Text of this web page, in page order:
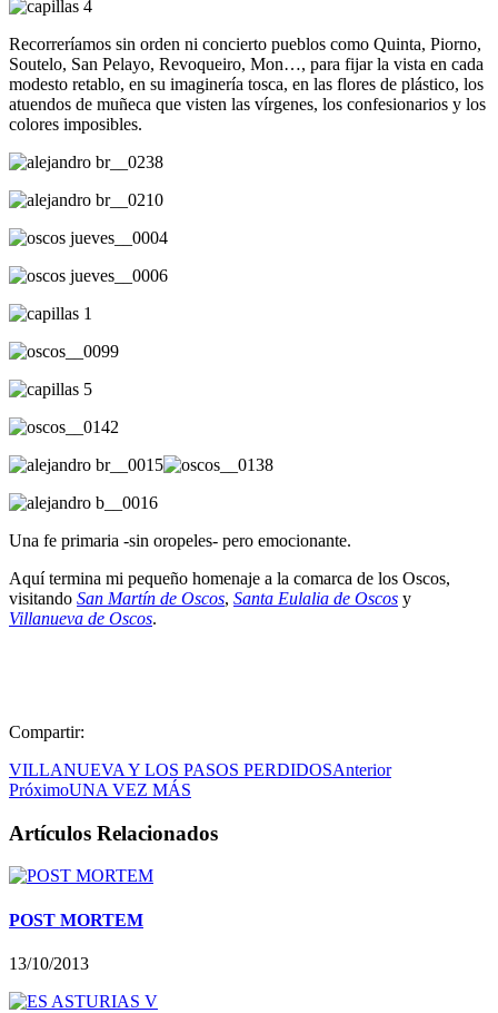
Recorreríamos sin orden ni concierto pueblos como Quinta, Piorno,
Soutelo, San Pelayo, Revoqueiro, Mon…, para fijar la vista en cada
modesto retablo, en su imaginería tosca, en las flores de plástico, los
atuendos de muñeca que visten las vírgenes, los confesionarios y los
colores imposibles.
Una fe primaria -sin oropeles- pero emocionante.
Aquí termina mi pequeño homenaje a la comarca de los Oscos,
visitando San Martín de Oscos, Santa Eulalia de Oscos y
Villanueva de Oscos.
Compartir:
VILLANUEVA Y LOS PASOS PERDIDOSAnterior
PróximoUNA VEZ MÁS
Artículos Relacionados
POST MORTEM
13/10/2013